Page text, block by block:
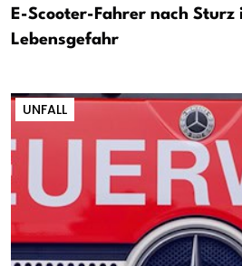
E-Scooter-Fahrer nach Sturz
Lebensgefahr
UNFALL